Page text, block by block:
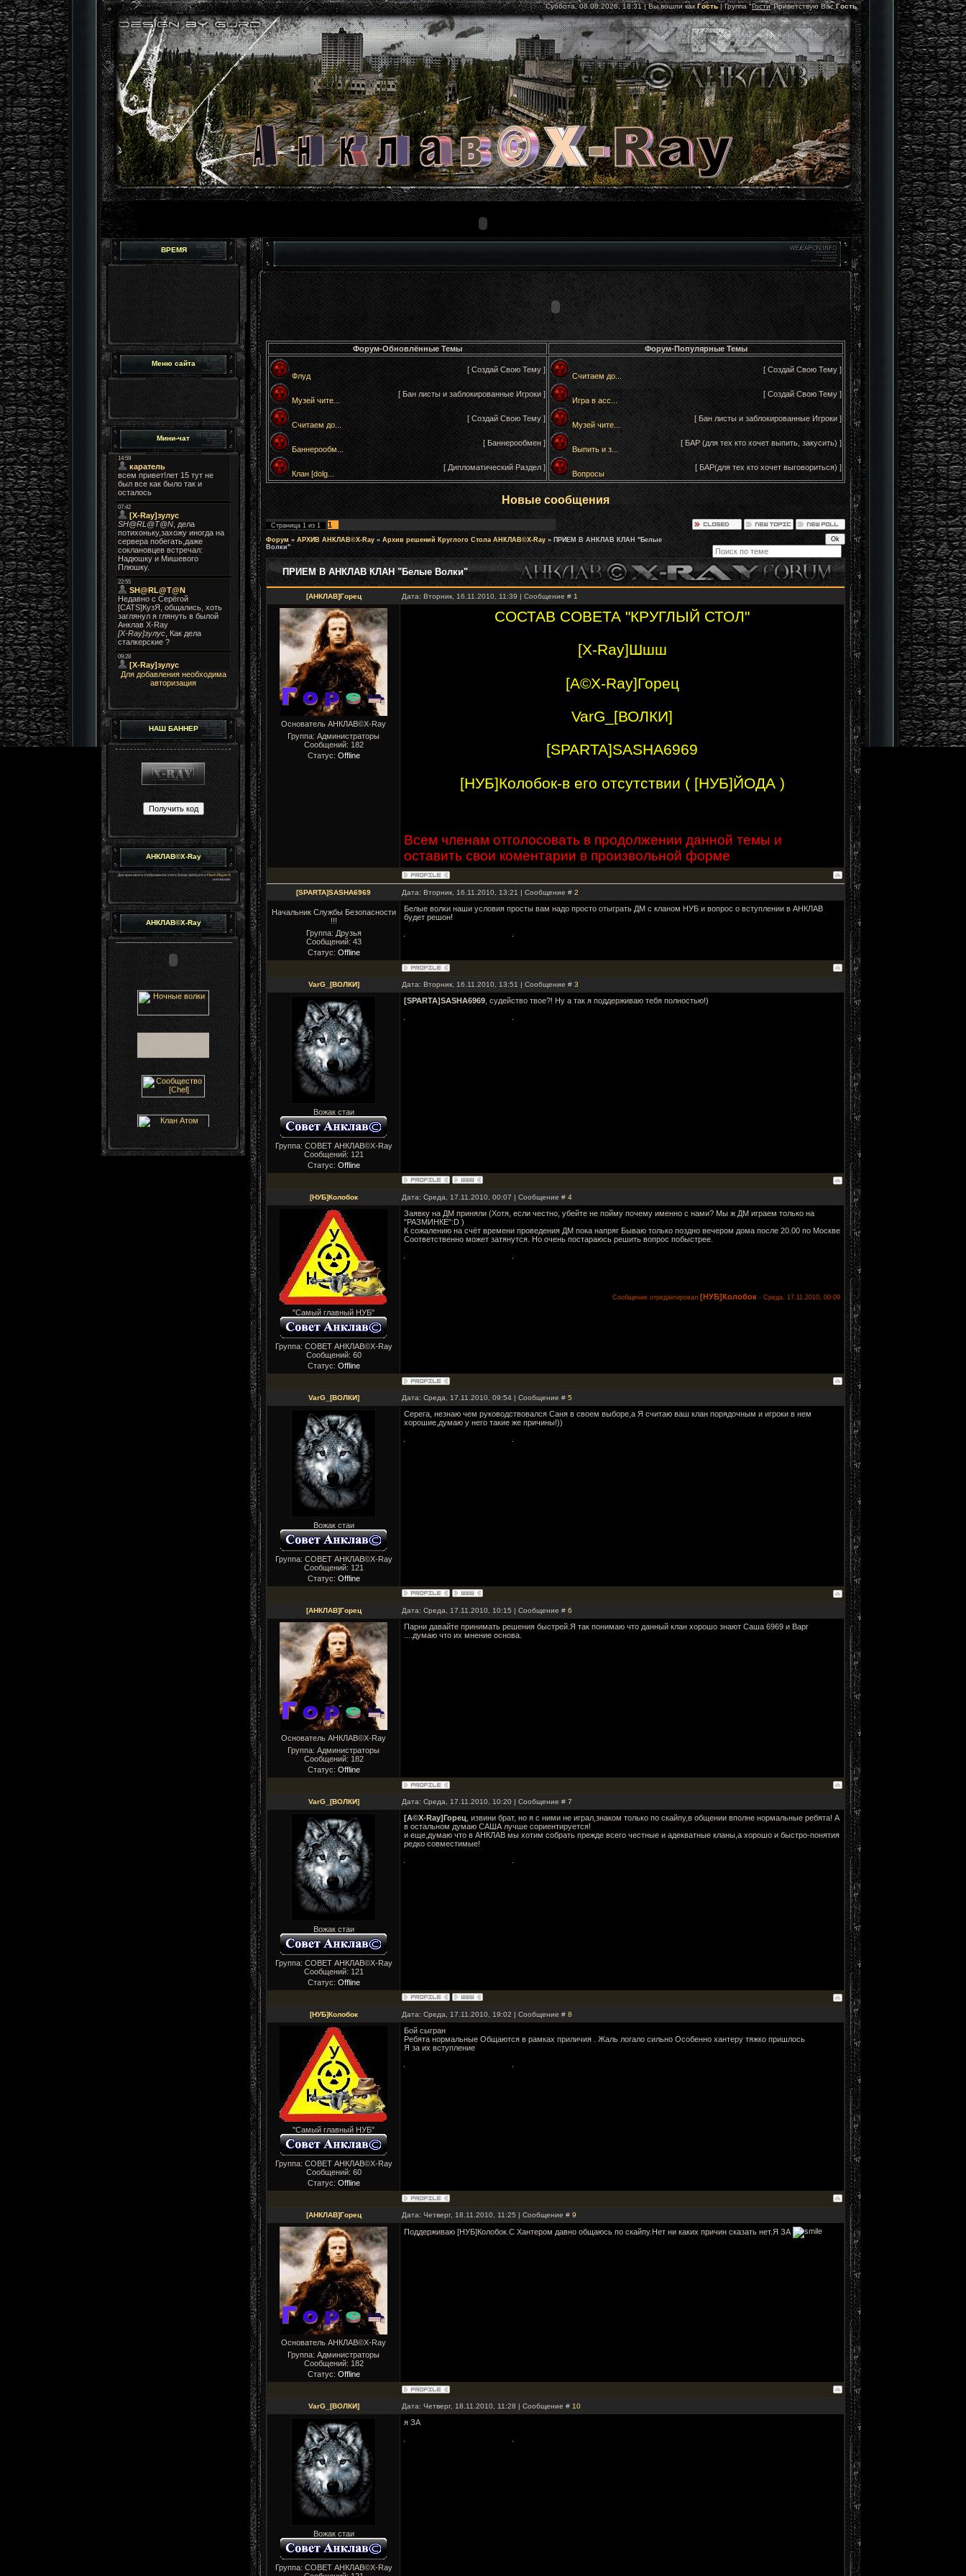
Суббота, 08.08.2026, 18:31 |Вы вошли как Гость|Группа"Гости"Приветствую Вас Гость
ВРЕМЯ
Меню сайта
Мини-чат
Для добавления необходима
авторизация
НАШ БАННЕР
АНКЛАВ©X-Ray
Для красивого отображения этого блока требуетсяFlash Player 9
или выше.
АНКЛАВ©X-Ray
Форум-Обновлённые Темы Форум-Популярные Темы
Флуд
[ Создай Свою Тему ]
Музей чите...
[ Бан листы и заблокированные Игроки ]
Считаем до...
[ Создай Свою Тему ]
Баннерообм...
[ Баннерообмен ]
Клан [dolg...
[ Дипломатический Раздел ]
Считаем до...
[ Создай Свою Тему ]
Игра в асс...
[ Создай Свою Тему ]
Музей чите...
[ Бан листы и заблокированные Игроки ]
Выпить и з...
[ БАР (для тех кто хочет выпить, закусить) ]
Вопросы
[ БАР(для тех кто хочет выговориться) ]
Новые сообщения
Страница 1 из 1 1
Форум » АРХИВ АНКЛАВ©X-Ray » Архив решений Круглого Стола АНКЛАВ©X-Ray » ПРИЕМ В АНКЛАВ КЛАН "Белые
Волки"
ПРИЕМ В АНКЛАВ КЛАН "Белые Волки"
[АНКЛАВ]Горец Дата: Вторник, 16.11.2010, 11:39 | Сообщение # 1
Основатель АНКЛАВ©X-Ray
Группа: Администраторы
Сообщений: 182
Статус: Offline
СОСТАВ СОВЕТА "КРУГЛЫЙ СТОЛ"
[X-Ray]Шшш
[A©X-Ray]Горец
VarG_[ВОЛКИ]
[SPARTA]SASHA6969
[НУБ]Колобок-в его отсутствии ( [НУБ]ЙОДА )
Всем членам отголосовать в продолжении данной темы и
оставить свои коментарии в произвольной форме
[SPARTA]SASHA6969 Дата: Вторник, 16.11.2010, 13:21 | Сообщение # 2
Начальник Службы Безопасности
!!!
Группа: Друзья
Сообщений: 43
Статус: Offline
Белые волки наши условия просты вам надо просто отыграть ДМ с кланом НУБ и вопрос о вступлении в АНКЛАВ
будет решон!
VarG_[ВОЛКИ] Дата: Вторник, 16.11.2010, 13:51 | Сообщение # 3
Вожак стаи
Группа: СОВЕТ АНКЛАВ©X-Ray
Сообщений: 121
Статус: Offline
[SPARTA]SASHA6969 , судейство твое?! Ну а так я поддерживаю тебя полностью!)
[НУБ]Колобок Дата: Среда, 17.11.2010, 00:07 | Сообщение # 4
"Самый главный НУБ"
Группа: СОВЕТ АНКЛАВ©X-Ray
Сообщений: 60
Статус: Offline
Заявку на ДМ приняли (Хотя, если честно, убейте не пойму почему именно с нами? Мы ж ДМ играем только на
"РАЗМИНКЕ":D )
К сожалению на счёт времени проведения ДМ пока напряг Бываю только поздно вечером дома после 20.00 по Москве
Соответственно может затянутся. Но очень постараюсь решить вопрос побыстрее.
Сообщение отредактировал [НУБ]Колобок - Среда, 17.11.2010, 00:09
VarG_[ВОЛКИ] Дата: Среда, 17.11.2010, 09:54 | Сообщение # 5
Вожак стаи
Группа: СОВЕТ АНКЛАВ©X-Ray
Сообщений: 121
Статус: Offline
Серега, незнаю чем руководствовался Саня в своем выборе,а Я считаю ваш клан порядочным и игроки в нем
хорошие,думаю у него такие же причины!))
[АНКЛАВ]Горец Дата: Среда, 17.11.2010, 10:15 | Сообщение # 6
Основатель АНКЛАВ©X-Ray
Группа: Администраторы
Сообщений: 182
Статус: Offline
Парни давайте принимать решения быстрей.Я так понимаю что данный клан хорошо знают Саша 6969 и Варг
....думаю что их мнение основа.
VarG_[ВОЛКИ] Дата: Среда, 17.11.2010, 10:20 | Сообщение # 7
Вожак стаи
Группа: СОВЕТ АНКЛАВ©X-Ray
Сообщений: 121
Статус: Offline
[A©X-Ray]Горец , извини брат, но я с ними не играл,знаком только по скайпу,в общении вполне нормальные ребята! А
в остальном думаю САША лучше сориентируется!
и еще,думаю что в АНКЛАВ мы хотим собрать прежде всего честные и адекватные кланы,а хорошо и быстро-понятия
редко совместимые!
[НУБ]Колобок Дата: Среда, 17.11.2010, 19:02 | Сообщение # 8
"Самый главный НУБ"
Группа: СОВЕТ АНКЛАВ©X-Ray
Сообщений: 60
Статус: Offline
Бой сыгран
Ребята нормальные Общаются в рамках приличия . Жаль логало сильно Особенно хантеру тяжко пришлось
Я за их вступление
[АНКЛАВ]Горец Дата: Четверг, 18.11.2010, 11:25 | Сообщение # 9
Основатель АНКЛАВ©X-Ray
Группа: Администраторы
Сообщений: 182
Статус: Offline
Поддерживаю [НУБ]Колобок.С Хантером давно общаюсь по скайпу.Нет ни каких причин сказать нет.Я ЗА
VarG_[ВОЛКИ] Дата: Четверг, 18.11.2010, 11:28 | Сообщение # 10
Вожак стаи
Группа: СОВЕТ АНКЛАВ©X-Ray
я ЗА